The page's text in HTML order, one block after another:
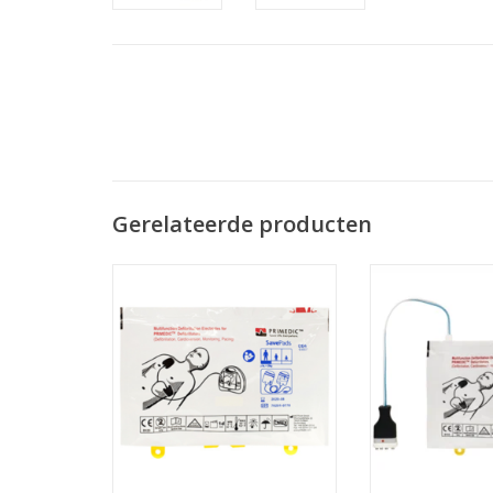
Gerelateerde producten
TOEVOEGEN AAN WINKELWAGEN
Preconnect
TOEVOEGEN AAN